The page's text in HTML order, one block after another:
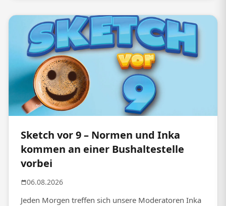
Sketch vor 9 – Normen und Inka
kommen an einer Bushaltestelle
vorbei
06.08.2026
Jeden Morgen treffen sich unsere Moderatoren Inka